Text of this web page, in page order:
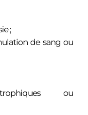
;
de sang ou
ou